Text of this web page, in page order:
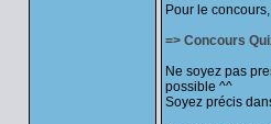
Pour le
=> Concours
Ne soyez pas
possible ^^
Soyez précis